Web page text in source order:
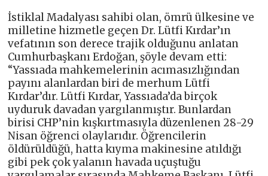
İstiklal Madalyası sahibi olan, ömrü ülkesine ve
milletine hizmetle geçen Dr. Lütfi Kırdar’ın
vefatının son derece trajik olduğunu anlatan
Cumhurbaşkanı Erdoğan, şöyle devam etti:
“Yassıada mahkemelerinin acımasızlığından
payını alanlardan biri de merhum Lütfi
Kırdar’dır. Lütfi Kırdar, Yassıada’da birçok
uyduruk davadan yargılanmıştır. Bunlardan
birisi CHP’nin kışkırtmasıyla düzenlenen 28-29
Nisan öğrenci olaylarıdır. Öğrencilerin
öldürüldüğü, hatta kıyma makinesine atıldığı
gibi pek çok yalanın havada uçuştuğu